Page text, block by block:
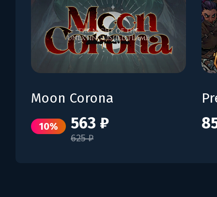
Moon Corona
10% 563 ₽
625 ₽